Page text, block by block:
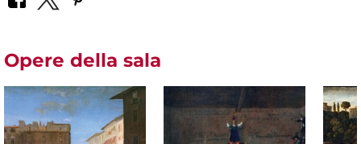
Opere della sala